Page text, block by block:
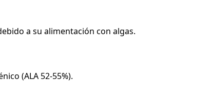
a su alimentación con algas.
(ALA 52-55%).